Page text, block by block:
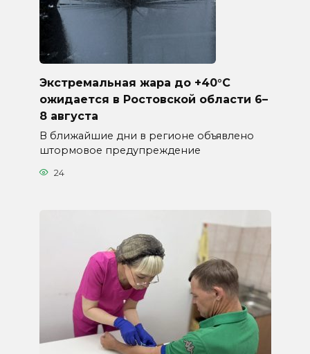
Экстремальная жара до +40°C
ожидается в Ростовской области 6–
8 августа
В ближайшие дни в регионе объявлено
штормовое предупреждение
24